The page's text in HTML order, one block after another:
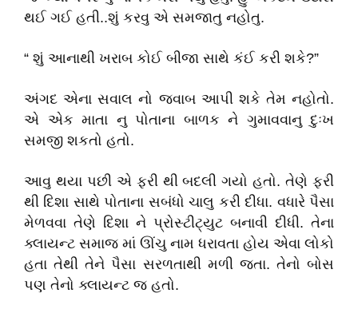
થઈ ગઈ હતી..શું કરવુ એ સમજાતુ નહોતુ.
“ શું આનાથી ખરાબ કોઈ બીજા સાથે કંઈ કરી શકે?”
અંગદ એના સવાલ નો જવાબ આપી શકે તેમ નહોતો.
એ એક માતા નુ પોતાના બાળક ને ગુમાવવાનુ દુઃખ
સમજી શકતો હતો.
આવુ થયા પછી એ ફરી થી બદલી ગયો હતો. તેણે ફરી
થી દિશા સાથે પોતાના સબંધો ચાલુ કરી દીધા. વધારે પૈસા
મેળવવા તેણે દિશા ને પ્રોસ્ટીટ્યુટ બનાવી દીધી. તેના
ક્લાયન્ટ સમાજ માં ઊંચુ નામ ધરાવતા હોય એવા લોકો
હતા તેથી તેને પૈસા સરળતાથી મળી જતા. તેનો બોસ
પણ તેનો ક્લાયન્ટ જ હતો.